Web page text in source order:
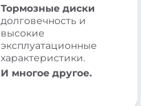
Тормозные диски
долговечность и
высокие
эксплуатационные
характеристики.
И многое другое.